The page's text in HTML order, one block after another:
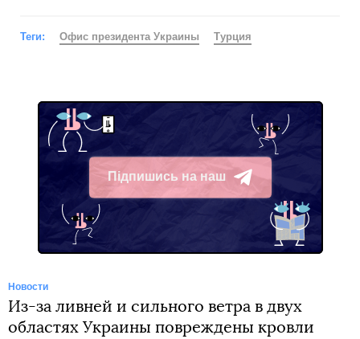
Теги: Офис президента Украины Турция
Підпишись на наш
Telegram
Новости
Из-за ливней и сильного ветра в двух
областях Украины повреждены кровли